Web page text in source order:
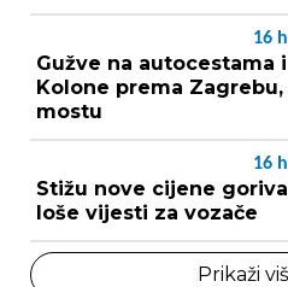
16 h
Gužve na autocestama
Kolone prema
mostu
16 h
Stižu nove cijene
loše vijesti za vozače
Prikaži